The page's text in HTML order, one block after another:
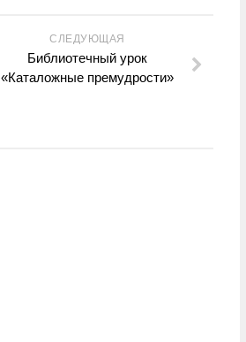
СЛЕДУЮЩАЯ
Библиотечный урок
«Каталожные премудрости»